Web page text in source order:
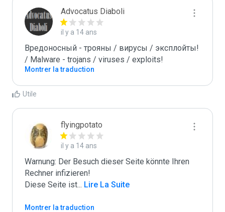
Advocatus Diaboli
il y a 14 ans
Вредоносный - трояны / вирусы / эксплойты!
/ Malware - trojans / viruses / exploits!
Montrer la traduction
Utile
flyingpotato
il y a 14 ans
Warnung: Der Besuch dieser Seite könnte Ihren
Rechner infizieren!
Diese Seite ist... Lire La Suite
Montrer la traduction